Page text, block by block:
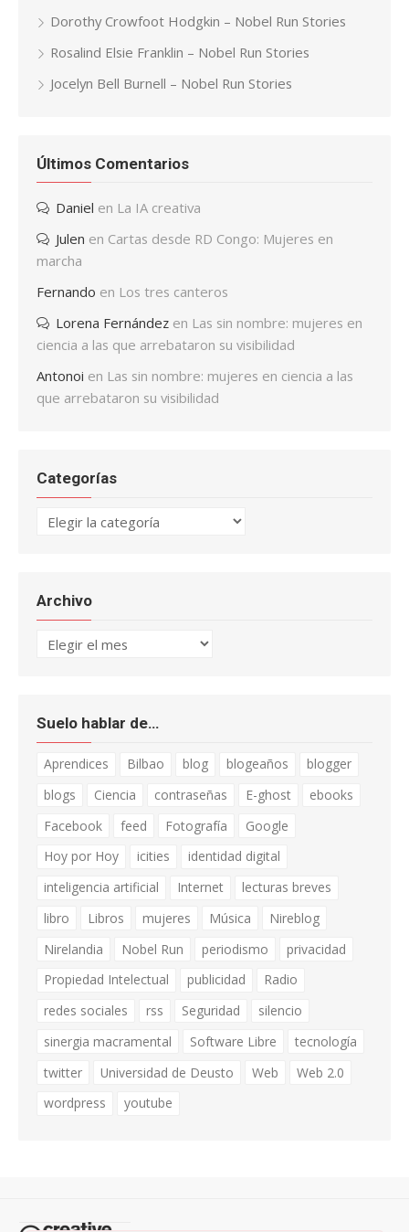
Dorothy Crowfoot Hodgkin – Nobel Run Stories
Rosalind Elsie Franklin – Nobel Run Stories
Jocelyn Bell Burnell – Nobel Run Stories
Últimos Comentarios
Daniel en La IA creativa
Julen en Cartas desde RD Congo: Mujeres en
marcha
Fernando en Los tres canteros
Lorena Fernández en Las sin nombre: mujeres en
ciencia a las que arrebataron su visibilidad
Antonoi en Las sin nombre: mujeres en ciencia a las
que arrebataron su visibilidad
Categorías
Categorías
Archivo
Archivo
Suelo hablar de…
Aprendices Bilbao blog blogeaños
blogger
blogs
Ciencia contraseñas E-ghost
ebooks
Facebook
feed Fotografía
Google
Hoy por Hoy
icities
identidad digital
inteligencia artificial
Internet
lecturas breves
libro
Libros mujeres Música
Nireblog
Nirelandia
Nobel Run periodismo
privacidad
Propiedad Intelectual
publicidad
Radio
redes sociales
rss Seguridad
silencio
sinergia macramental
Software Libre
tecnología
twitter
Universidad de Deusto Web
Web 2.0
wordpress
youtube